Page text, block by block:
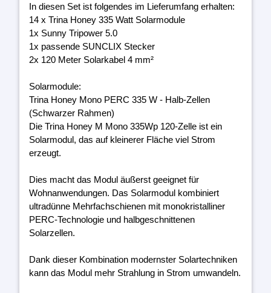
In diesen Set ist folgendes im Lieferumfang erhalten:
14 x Trina Honey 335 Watt Solarmodule
1x Sunny Tripower 5.0
1x passende SUNCLIX Stecker
2x 120 Meter Solarkabel 4 mm²
Solarmodule:
Trina Honey Mono PERC 335 W - Halb-Zellen
(Schwarzer Rahmen)
Die Trina Honey M Mono 335Wp 120-Zelle ist ein
Solarmodul, das auf kleinerer Fläche viel Strom
erzeugt.
Dies macht das Modul äußerst geeignet für
Wohnanwendungen. Das Solarmodul kombiniert
ultradünne Mehrfachschienen mit monokristalliner
PERC-Technologie und halbgeschnittenen
Solarzellen.
Dank dieser Kombination modernster Solartechniken
kann das Modul mehr Strahlung in Strom umwandeln.